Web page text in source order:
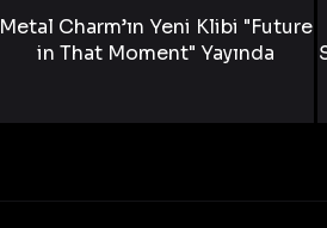
Metal Charm’ın Yeni Klibi "Future
in That Moment" Yayında